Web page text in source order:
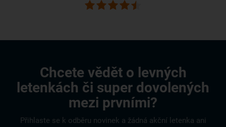
Chcete vědět o levných
letenkách či super dovolených
mezi prvními?
Přihlaste se k odběru novinek a žádná akční letenka ani